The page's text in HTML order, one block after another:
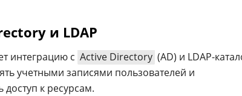
и LDAP
интеграцию с Active Directory (AD) и LDAP-
учетными записями пользователей и
к ресурсам.